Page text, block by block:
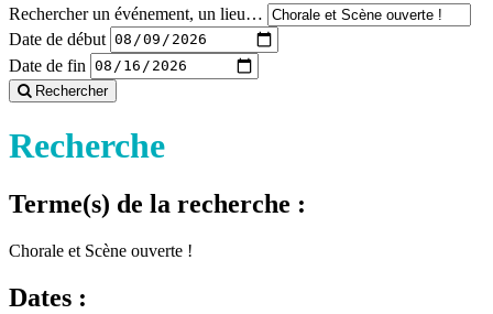
Rechercher un événement, un lieu…
Date de début
Date de fin
Rechercher
Recherche
Terme(s) de la recherche :
Chorale et Scène ouverte !
Dates :